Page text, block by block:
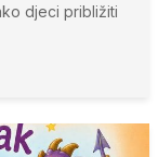
djeci približiti